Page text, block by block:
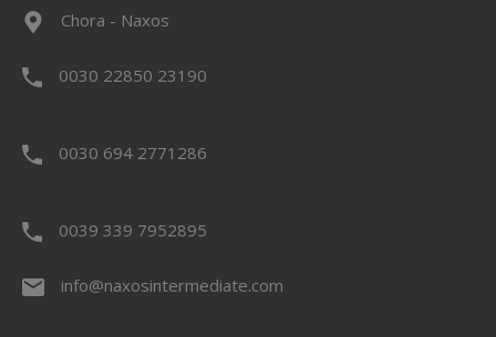
Chora - Naxos
0030 22850 23190
0030 694 2771286
0039 339 7952895
info@naxosintermediate.com